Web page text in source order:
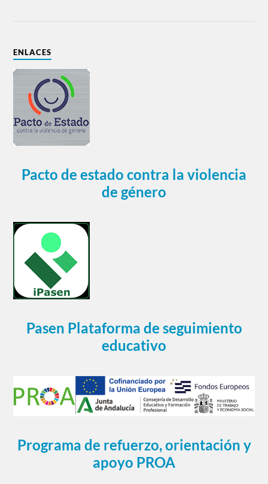
ENLACES
Pacto de estado contra la violencia
de género
Pasen Plataforma de seguimiento
educativo
Programa de refuerzo, orientación y
apoyo PROA